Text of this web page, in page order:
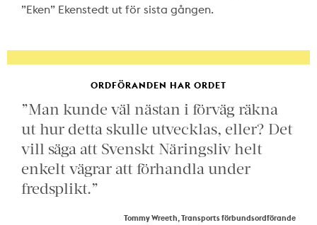
”Eken” Ekenstedt ut för sista gången.
ORDFÖRANDEN HAR ORDET
”Man kunde väl nästan i förväg räkna
ut hur detta skulle utvecklas, eller? Det
vill säga att Svenskt Näringsliv helt
enkelt vägrar att förhandla under
fredsplikt.”
Tommy Wreeth, Transports förbundsordförande